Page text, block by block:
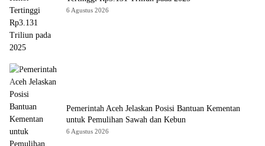
6 Agustus 2026
Pemerintah Aceh Jelaskan Posisi Bantuan Kementan
untuk Pemulihan Sawah dan Kebun
6 Agustus 2026